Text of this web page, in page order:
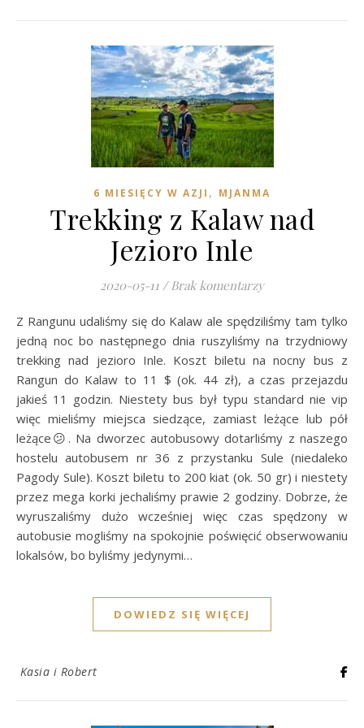
6 MIESIĘCY W AZJI , MJANMA
Trekking z Kalaw nad
Jezioro Inle
2020-05-11 / Brak komentarzy
Z Rangunu udaliśmy się do Kalaw ale spędziliśmy tam tylko
jedną noc bo następnego dnia ruszyliśmy na trzydniowy
trekking nad jezioro Inle. Koszt biletu na nocny bus z
Rangun do Kalaw to 11 $ (ok. 44 zł), a czas przejazdu
jakieś 11 godzin. Niestety bus był typu standard nie vip
więc mieliśmy miejsca siedzące, zamiast leżące lub pół
leżące😕. Na dworzec autobusowy dotarliśmy z naszego
hostelu autobusem nr 36 z przystanku Sule (niedaleko
Pagody Sule). Koszt biletu to 200 kiat (ok. 50 gr) i niestety
przez mega korki jechaliśmy prawie 2 godziny. Dobrze, że
wyruszaliśmy dużo wcześniej więc czas spędzony w
autobusie mogliśmy na spokojnie poświęcić obserwowaniu
lokalsów, bo byliśmy jedynymi…
DOWIEDZ SIĘ WIĘCEJ
Kasia i Robert